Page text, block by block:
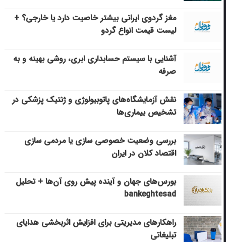
مغز گردوی ایرانی بیشتر خاصیت دارد یا خارجی؟ +
لیست قیمت انواع گردو
آشنایی با سیستم حسابداری ابری، روشی بهینه و به
صرفه
نقش آزمایشگاه‌های پاتوبیولوژی و ژنتیک پزشکی در
تشخیص بیماری‌ها
بررسی وضعیت خصوصی سازی یا مردمی سازی
اقتصاد کلان در ایران
بورس‌های جهان و آینده پیش روی آن‌ها + تحلیل
bankeghtesad
راهکارهای مدیریتی برای افزایش اثربخشی هدایای
تبلیغاتی